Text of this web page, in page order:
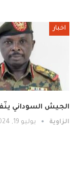
اخبار
الجيش السوداني
الزاوية يوليو 19, 2024